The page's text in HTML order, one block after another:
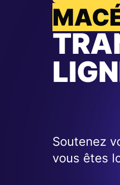
Soutenez
vous êtes